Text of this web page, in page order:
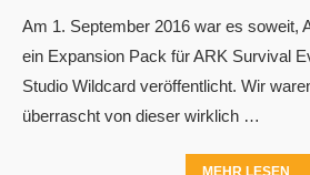
Am 1. September 2016 war es soweit,
ein Expansion Pack für ARK Survival
Studio Wildcard veröffentlicht. Wir
überrascht von dieser wirklich …
MEHR LESEN